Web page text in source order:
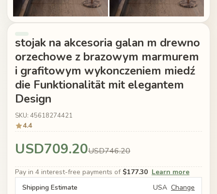
stojak na akcesoria galan m drewno
orzechowe z brazowym marmurem
i grafitowym wykonczeniem miedź
die Funktionalität mit elegantem
Design
SKU: 45618274421
4.4
USD709.20USD746.20
Pay in 4 interest-free payments of $177.30 Learn more
Shipping Estimate
USA Change